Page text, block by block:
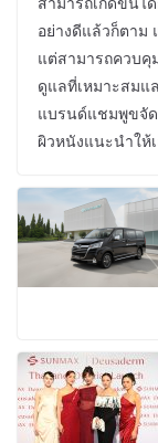
อย่างดีแล้วก็ตาม
แต่สามารถควบคุ
ดูแลที่เหมาะสมแ
แบรนด์แชมพูขจั
ผิวหนังแนะนำให้